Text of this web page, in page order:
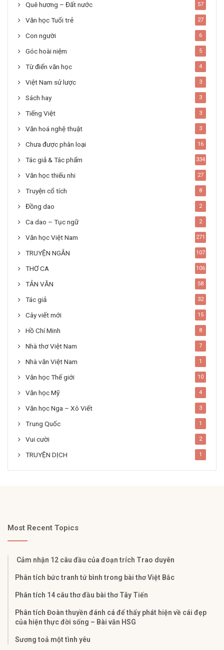
Quê hương – Đất nước 57
Văn học Tuổi trẻ 27
Con người 6
Góc hoài niệm 5
Từ điển văn học 4
Việt Nam sử lược 3
Sách hay 3
Tiếng Việt 3
Văn hoá nghệ thuật 3
Chưa được phân loại 16
Tác giả & Tác phẩm 334
Văn học thiếu nhi 27
Truyện cổ tích 8
Đồng dao 2
Ca dao – Tục ngữ 2
Văn học Việt Nam 271
TRUYỆN NGẮN 107
THƠ CA 106
TẢN VĂN 58
Tác giả 32
Cây viết mới 15
Hồ Chí Minh 8
Nhà thơ Việt Nam 7
Nhà văn Việt Nam 1
Văn học Thế giới 10
Văn học Mỹ 4
Văn học Nga – Xô Viết 3
Trung Quốc 1
Vui cười 2
TRUYỆN DỊCH 1
Most Recent Topics
Cảm nhận 12 câu đầu của đoạn trích Trao duyên
Phân tích bức tranh tứ bình trong bài thơ Việt Bắc
Phân tích 14 câu thơ đầu bài thơ Tây Tiến
Phân tích Đoàn thuyền đánh cá để thấy phát hiện về cái đẹp
của hiện thực đời sống – Bài văn HSG
Sương toả một tình yêu